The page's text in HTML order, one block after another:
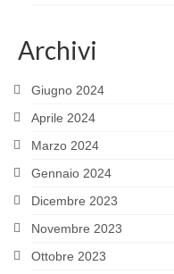
EVENTS
Incontri
Lectio
conflicto en
NEW MIDDLE EAST
RESEARCH
Archivi
Giugno 2024
Aprile 2024
Marzo 2024
Gennaio 2024
Dicembre 2023
Novembre 2023
Ottobre 2023